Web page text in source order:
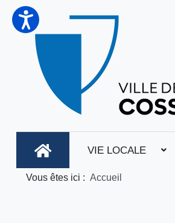
VIE LOCALE
Vous êtes ici : Accueil